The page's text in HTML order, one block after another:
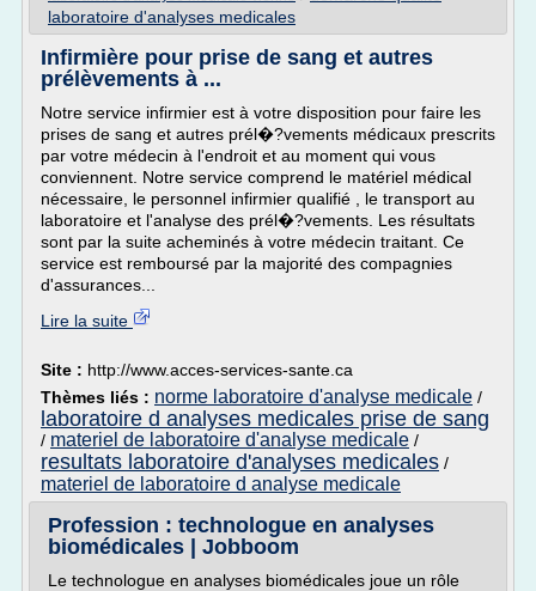
laboratoire d'analyses medicales
Infirmière pour prise de sang et autres
prélèvements à ...
Notre service infirmier est à votre disposition pour faire les
prises de sang et autres prél�?vements médicaux prescrits
par votre médecin à l'endroit et au moment qui vous
conviennent. Notre service comprend le matériel médical
nécessaire, le personnel infirmier qualifié , le transport au
laboratoire et l'analyse des prél�?vements. Les résultats
sont par la suite acheminés à votre médecin traitant. Ce
service est remboursé par la majorité des compagnies
d'assurances...
Lire la suite
Site : http://www.acces-services-sante.ca
Thèmes liés : norme laboratoire d'analyse medicale /
laboratoire d analyses medicales prise de sang
/ materiel de laboratoire d'analyse medicale /
resultats laboratoire d'analyses medicales /
materiel de laboratoire d analyse medicale
Profession : technologue en analyses
biomédicales | Jobboom
Le technologue en analyses biomédicales joue un rôle